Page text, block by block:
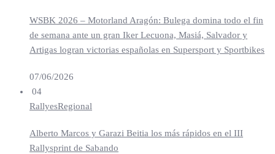
WSBK 2026 – Motorland Aragón: Bulega domina todo el fin
de semana ante un gran Iker Lecuona, Masiá, Salvador y
Artigas logran victorias españolas en Supersport y Sportbikes
07/06/2026
04
RallyesRegional
Alberto Marcos y Garazi Beitia los más rápidos en el III
Rallysprint de Sabando